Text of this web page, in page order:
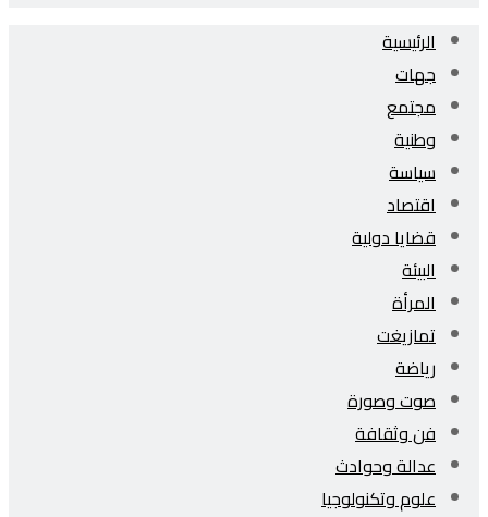
الرئيسية
جهات
مجتمع
وطنية
سياسة
اقتصاد
قضايا دولية
البيئة
المرأة
تمازيغت
رياضة
صوت وصورة
فن وثقافة
عدالة وحوادث
علوم وتكنولوجيا